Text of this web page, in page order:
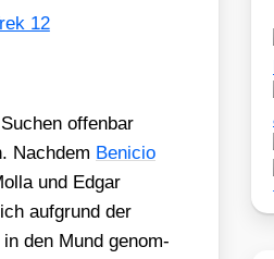
12
offen­bar
Nach­dem Beni­cio
und Edgar
auf­grund der
den Mund genom­